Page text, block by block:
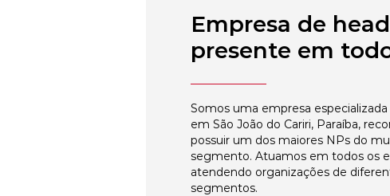
Empresa de
presente em
Somos uma empresa
em São João do Cariri, Paraíba,
possuir um dos maiores NPs do
segmento. Atuamos em todos os
atendendo organizações de
segmentos.